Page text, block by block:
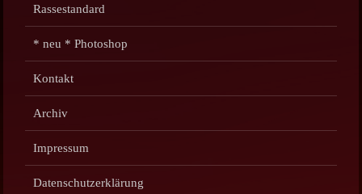
Rassestandard
* neu * Photoshop
Kontakt
Archiv
Impressum
Datenschutzerklärung